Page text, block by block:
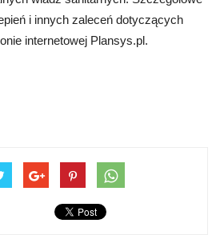
i innych zaleceń dotyczących
internetowej Plansys.pl.